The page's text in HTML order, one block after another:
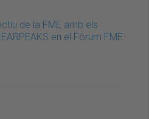
de la FME amb els
en el Fòrum FME-